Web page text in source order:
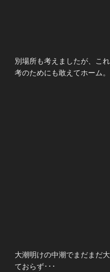
別場所も考えましたが、こ
考のためにも敢えてホーム。
大潮明けの中潮でまだまだ
ておらず･･･